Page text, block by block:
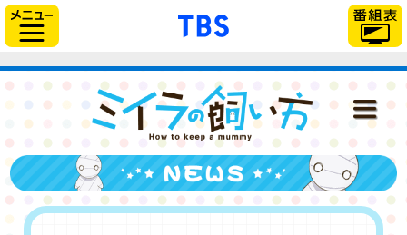
「TBSテレビ」トップ
ミイラの飼い
NEWS